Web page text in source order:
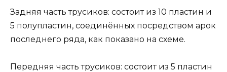
Задняя часть трусиков: состоит из 10 пластин и
5 полупластин, соединённых посредством арок
последнего ряда, как показано на схеме.
Передняя часть трусиков: состоит из 5 пластин